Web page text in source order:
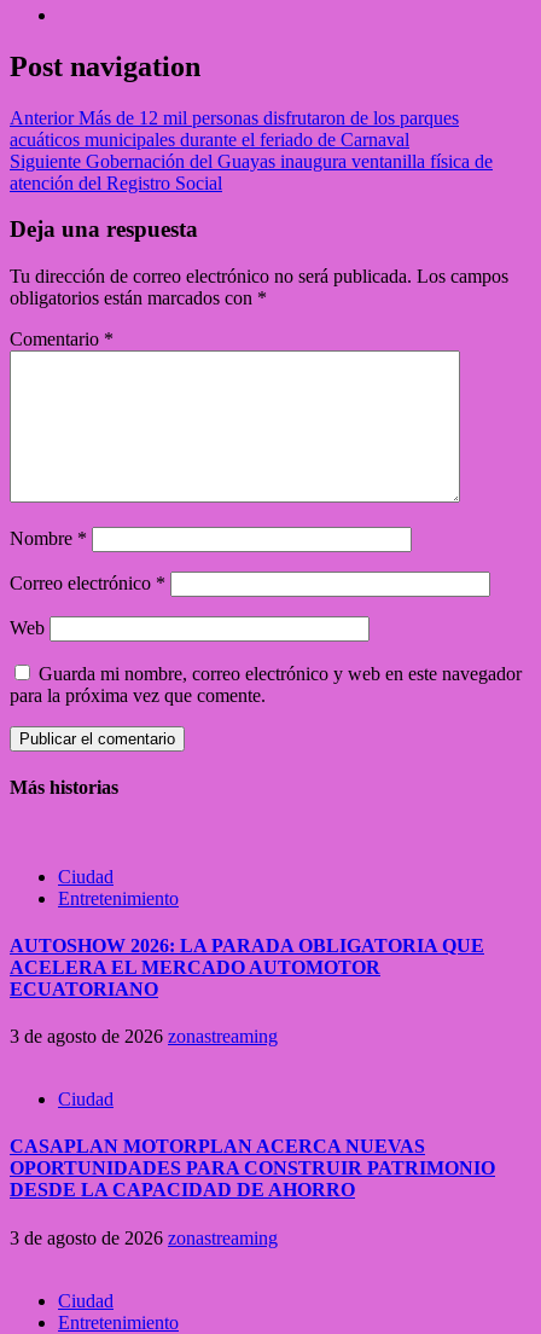
Post navigation
AnteriorMás de 12 mil personas disfrutaron de los parques
acuáticos municipales durante el feriado de Carnaval
Siguiente Gobernación del Guayas inaugura ventanilla física de
atención del Registro Social
Deja una respuesta
Tu dirección de correo electrónico no será publicada. Los campos
obligatorios están marcados con *
Comentario *
Nombre *
Correo electrónico *
Web
Guarda mi nombre, correo electrónico y web en este navegador
para la próxima vez que comente.
Más historias
Ciudad
Entretenimiento
AUTOSHOW 2026: LA PARADA OBLIGATORIA QUE
ACELERA EL MERCADO AUTOMOTOR
ECUATORIANO
3 de agosto de 2026 zonastreaming
Ciudad
CASAPLAN MOTORPLAN ACERCA NUEVAS
OPORTUNIDADES PARA CONSTRUIR PATRIMONIO
DESDE LA CAPACIDAD DE AHORRO
3 de agosto de 2026 zonastreaming
Ciudad
Entretenimiento